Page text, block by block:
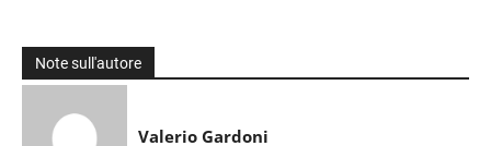
Note sull'autore
Valerio Gardoni